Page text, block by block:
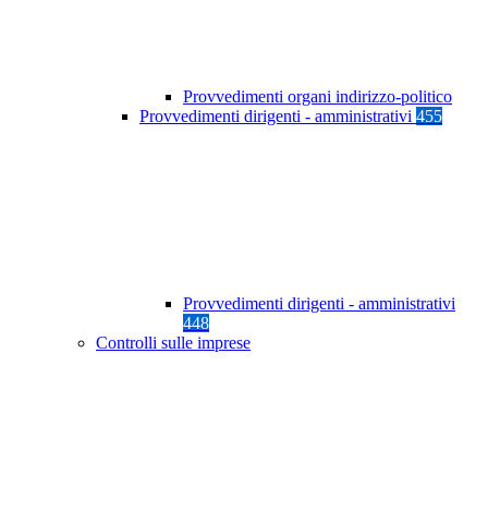
Provvedimenti organi indirizzo-politico
Provvedimenti dirigenti - amministrativi 455
Provvedimenti dirigenti - amministrativi
448
Controlli sulle imprese